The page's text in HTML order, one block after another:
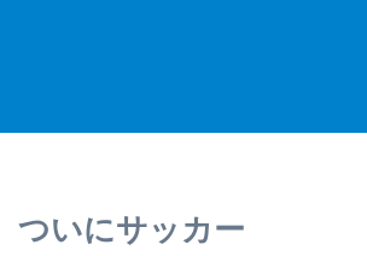
ついにサッカー